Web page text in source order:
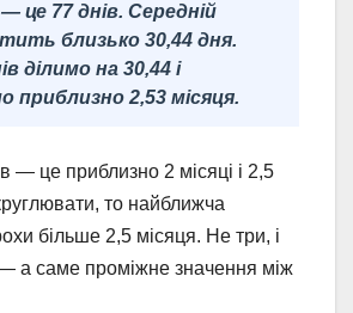
це 77 днів. Середній
близько 30,44 дня.
ділимо на 30,44 і
приблизно 2,53 місяця.
— це приблизно 2 місяці і 2,5
то найближча
більше 2,5 місяця. Не три, і
а саме проміжне значення між